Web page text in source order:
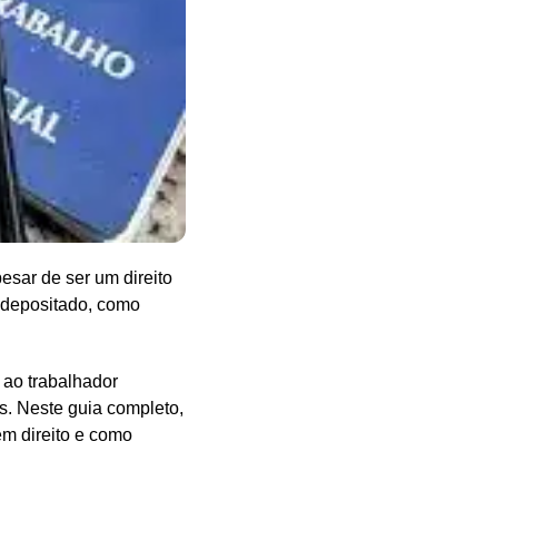
de ser um direito
como
trabalhador
Neste guia completo,
direito e como